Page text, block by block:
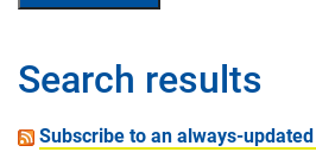
Search results
Subscribe to an always-